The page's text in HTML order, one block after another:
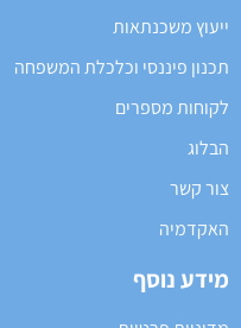
ייעוץ משכנתאות
תכנון פיננסי וכלכלת המשפחה
לקוחות מספרים
הבלוג
צור קשר
האקדמיה
מידע נוסף